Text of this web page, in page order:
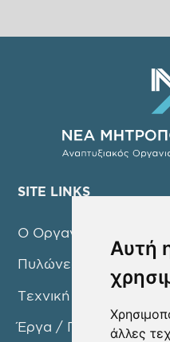
Αυτή
άλλες
SITE LINKS
Ο Οργανισμός
Πυλώνες Δράσης
Τεχνική Υπηρεσία
Έργα / Προγράμματα